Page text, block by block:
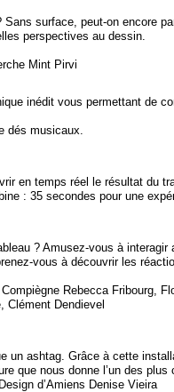
Sans surface, peut-on encore
perspectives au dessin.
Mint Pirvi
inédit vous permettant de
dés musicaux.
en temps réel le résultat du
: 35 secondes pour une
? Amusez-vous à interagir
vous à découvrir les
Rebecca Fribourg,
Clément Dendievel
un ashtag. Grâce à cette
que nous donne l’un des
d’Amiens Denise Vieira